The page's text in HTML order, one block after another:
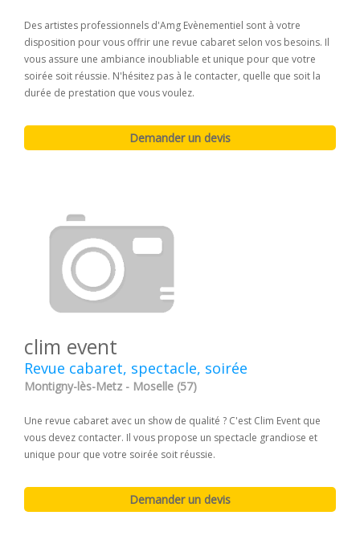
Des artistes professionnels d'Amg Evènementiel sont à votre
disposition pour vous offrir une revue cabaret selon vos besoins. Il
vous assure une ambiance inoubliable et unique pour que votre
soirée soit réussie. N'hésitez pas à le contacter, quelle que soit la
durée de prestation que vous voulez.
clim event
Revue cabaret, spectacle, soirée
Montigny-lès-Metz - Moselle (57)
Une revue cabaret avec un show de qualité ? C'est Clim Event que
vous devez contacter. Il vous propose un spectacle grandiose et
unique pour que votre soirée soit réussie.